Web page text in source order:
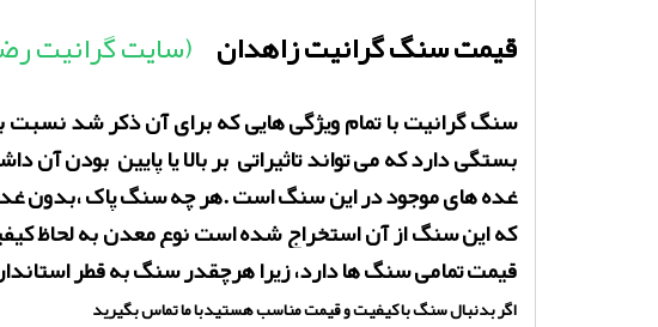
قیمت سنگ گرانیت زاهدان (سایت گرانیت
سنگ گرانیت با تمام ویژگی هایی که برای آن ذکر شد
بستگی دارد که می تواند تاثیراتی بر بالا یا پایین بودن
غده های موجود در این سنگ است .هر چه سنگ پاک ،بدون
که این سنگ از آن استخراج شده است نوع معدن به لحاظ
قیمت تمامی سنگ ها دارد، زیرا هرچقدر سنگ به قطر استاندارد یعنی قطر 2 سانتی متر نزدیکتر باشد از کیفیت و
اگر بدنبال سنگ با کیفیت و قیمت مناسب هستیدبا ما تماس بگیرید